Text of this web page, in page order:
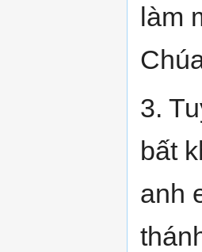
làm
3.
bất
anh